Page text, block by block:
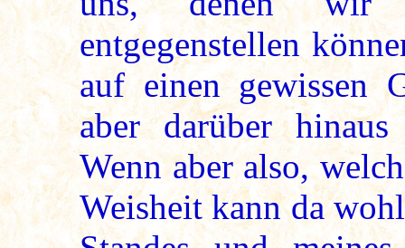
entgegenstellen
auf einen gewissen
aber darüber
Wenn aber also,
Weisheit kann da